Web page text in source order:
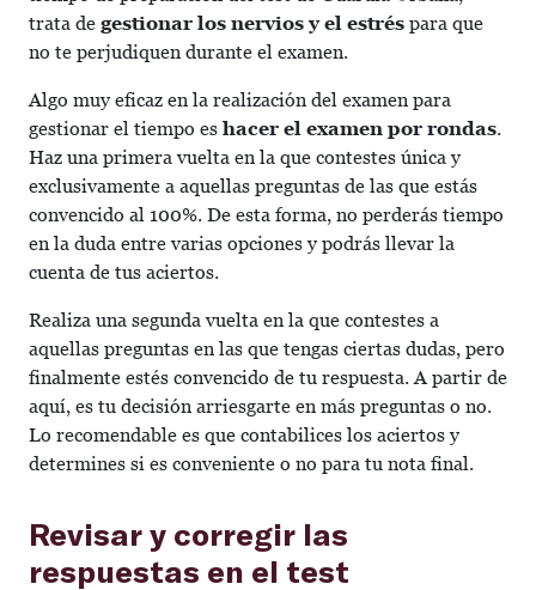
trata de gestionar los nervios y el estrés para que
no te perjudiquen durante el examen.
Algo muy eficaz en la realización del examen para
gestionar el tiempo es hacer el examen por rondas.
Haz una primera vuelta en la que contestes única y
exclusivamente a aquellas preguntas de las que estás
convencido al 100%. De esta forma, no perderás tiempo
en la duda entre varias opciones y podrás llevar la
cuenta de tus aciertos.
Realiza una segunda vuelta en la que contestes a
aquellas preguntas en las que tengas ciertas dudas, pero
finalmente estés convencido de tu respuesta. A partir de
aquí, es tu decisión arriesgarte en más preguntas o no.
Lo recomendable es que contabilices los aciertos y
determines si es conveniente o no para tu nota final.
Revisar y corregir las
respuestas en el test